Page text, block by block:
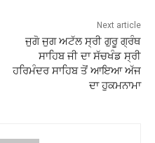
Next article
ਜੁਗੋ ਜੁਗ ਅਟੱਲ ਸ੍ਰੀ ਗੁਰੂ ਗ੍ਰੰਥ
ਸਾਹਿਬ ਜੀ ਦਾ ਸੱਚਖੰਡ ਸ੍ਰੀ
ਹਰਿਮੰਦਰ ਸਾਹਿਬ ਤੋਂ ਆਇਆ ਅੱਜ
ਦਾ ਹੁਕਮਨਾਮਾ